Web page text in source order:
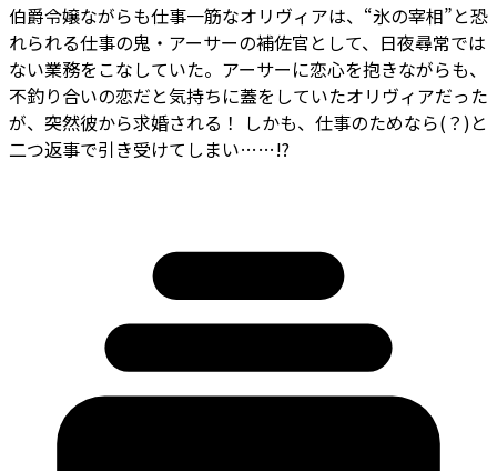
伯爵令嬢ながらも仕事一筋なオリヴィアは、“氷の宰相”と恐
れられる仕事の鬼・アーサーの補佐官として、日夜尋常では
ない業務をこなしていた。アーサーに恋心を抱きながらも、
不釣り合いの恋だと気持ちに蓋をしていたオリヴィアだった
が、突然彼から求婚される！ しかも、仕事のためなら(？)と
二つ返事で引き受けてしまい……!?